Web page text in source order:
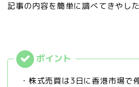
記事の内容を簡単に調べてきやした
・株式売買は3日に香港市場で